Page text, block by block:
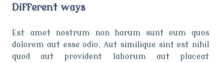
Different ways
Est amet nostrum non harum sunt eum quos
dolorem aut esse odio. Aut similique sint est nihil
quod aut provident laborum aut placeat